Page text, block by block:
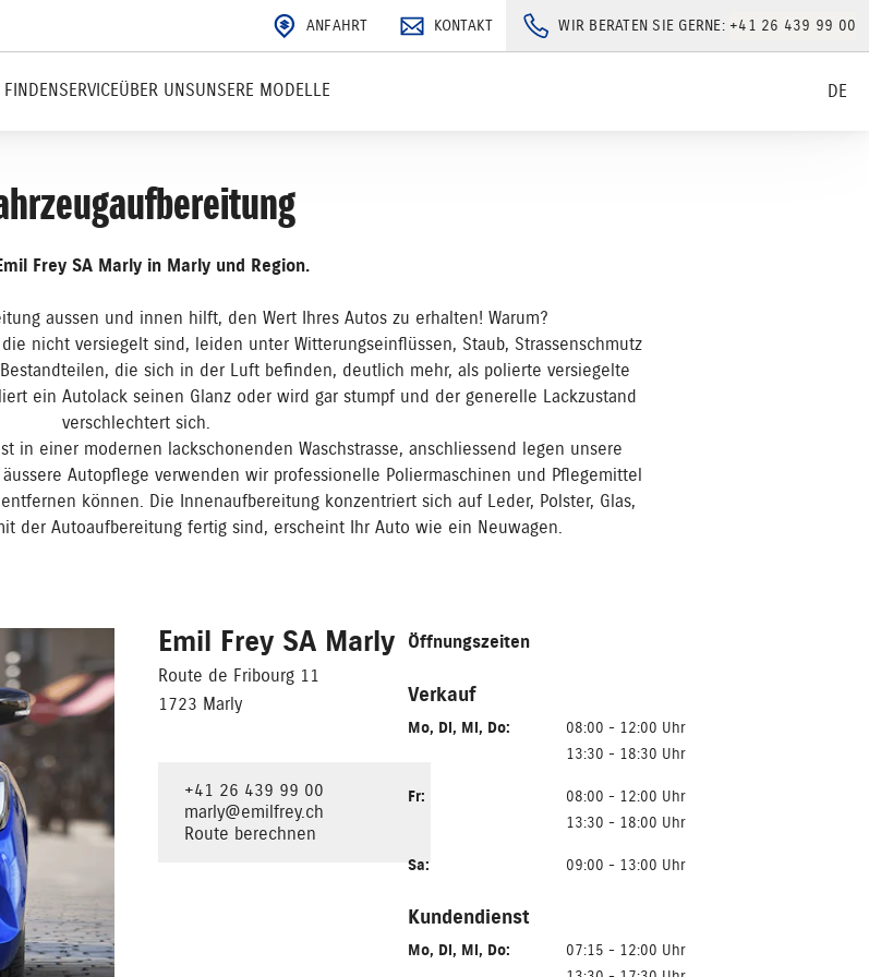
ANFAHRT KONTAKT WIR BERATEN SIE GERNE: +41 26 439 99 00
SERVICEÜBER UNSUNSERE MODELLE DE
Frey SA Marly in Marly und Region.
aussen und innen hilft, den Wert Ihres Autos zu erhalten! Warum?
nicht versiegelt sind, leiden unter Witterungseinflüssen, Staub, Strassenschmutz
die sich in der Luft befinden, deutlich mehr, als polierte versiegelte
ein Autolack seinen Glanz oder wird gar stumpf und der generelle Lackzustand
verschlechtert sich.
in einer modernen lackschonenden Waschstrasse, anschliessend legen unsere
Autopflege verwenden wir professionelle Poliermaschinen und Pflegemittel
können. Die Innenaufbereitung konzentriert sich auf Leder, Polster, Glas,
der Autoaufbereitung fertig sind, erscheint Ihr Auto wie ein Neuwagen.
Emil Frey SA Marly
Route de Fribourg 11
1723 Marly
+41 26 439 99 00
marly@emilfrey.ch
Route berechnen
Öffnungszeiten
Verkauf
Mo, Di, Mi, Do:
08:00 - 12:00 Uhr
13:30 - 18:30 Uhr
Fr:
08:00 - 12:00 Uhr
13:30 - 18:00 Uhr
Sa: 09:00 - 13:00 Uhr
Kundendienst
Mo, Di, Mi, Do:
07:15 - 12:00 Uhr